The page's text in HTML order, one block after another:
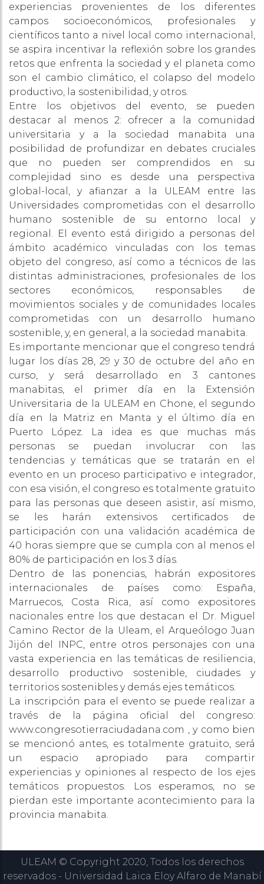
experiencias provenientes de los diferentes
campos socioeconómicos, profesionales y
científicos tanto a nivel local como internacional,
se aspira incentivar la reflexión sobre los grandes
retos que enfrenta la sociedad y el planeta como
son el cambio climático, el colapso del modelo
productivo, la sostenibilidad, y otros.
Entre los objetivos del evento, se pueden
destacar al menos 2: ofrecer a la comunidad
universitaria y a la sociedad manabita una
posibilidad de profundizar en debates cruciales
que no pueden ser comprendidos en su
complejidad sino es desde una perspectiva
global-local, y afianzar a la ULEAM entre las
Universidades comprometidas con el desarrollo
humano sostenible de su entorno local y
regional. El evento está dirigido a personas del
ámbito académico vinculadas con los temas
objeto del congreso, así como a técnicos de las
distintas administraciones, profesionales de los
sectores económicos, responsables de
movimientos sociales y de comunidades locales
comprometidas con un desarrollo humano
sostenible, y, en general, a la sociedad manabita.
Es importante mencionar que el congreso tendrá
lugar los días 28, 29 y 30 de octubre del año en
curso, y será desarrollado en 3 cantones
manabitas, el primer día en la Extensión
Universitaria de la ULEAM en Chone, el segundo
día en la Matriz en Manta y el último día en
Puerto López. La idea es que muchas más
personas se puedan involucrar con las
tendencias y temáticas que se tratarán en el
evento en un proceso participativo e integrador,
con esa visión, el congreso es totalmente gratuito
para las personas que deseen asistir, así mismo,
se les harán extensivos certificados de
participación con una validación académica de
40 horas siempre que se cumpla con al menos el
80% de participación en los 3 días.
Dentro de las ponencias, habrán expositores
internacionales de países como: España,
Marruecos, Costa Rica, así como expositores
nacionales entre los que destacan el Dr. Miguel
Camino Rector de la Uleam, el Arqueólogo Juan
Jijón del INPC, entre otros personajes con una
vasta experiencia en las temáticas de resiliencia,
desarrollo productivo sostenible, ciudades y
territorios sostenibles y demás ejes temáticos.
La inscripción para el evento se puede realizar a
través de la página oficial del congreso:
www.congresotierraciudadana.com , y como bien
se mencionó antes, es totalmente gratuito, será
un espacio apropiado para compartir
experiencias y opiniones al respecto de los ejes
temáticos propuestos. Los esperamos, no se
pierdan este importante acontecimiento para la
provincia manabita.
ULEAM © Copyright 2020, Todos los derechos
reservados - Universidad Laica Eloy Alfaro de Manabí